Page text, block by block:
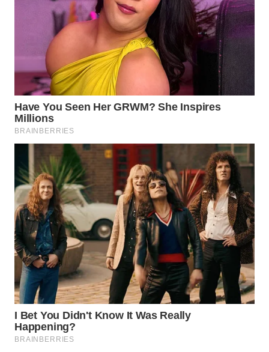
WN
INDRAMAYU
WN
KUNINGAN
WN
MAJALENGKA
WN
SUBANG
WN
SUKABUMI
PURWAKARTA
WN
PRIANGAN
TIMUR